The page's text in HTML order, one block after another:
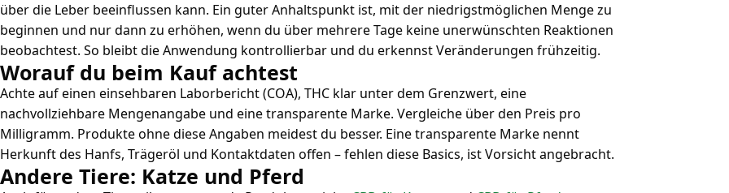
über die Leber beeinflussen kann. Ein guter Anhaltspunkt ist, mit der niedrigstmöglichen Menge zu
beginnen und nur dann zu erhöhen, wenn du über mehrere Tage keine unerwünschten Reaktionen
beobachtest. So bleibt die Anwendung kontrollierbar und du erkennst Veränderungen frühzeitig.
Worauf du beim Kauf achtest
Achte auf einen einsehbaren Laborbericht (COA), THC klar unter dem Grenzwert, eine
nachvollziehbare Mengenangabe und eine transparente Marke. Vergleiche über den Preis pro
Milligramm. Produkte ohne diese Angaben meidest du besser. Eine transparente Marke nennt
Herkunft des Hanfs, Trägeröl und Kontaktdaten offen – fehlen diese Basics, ist Vorsicht angebracht.
Andere Tiere: Katze und Pferd